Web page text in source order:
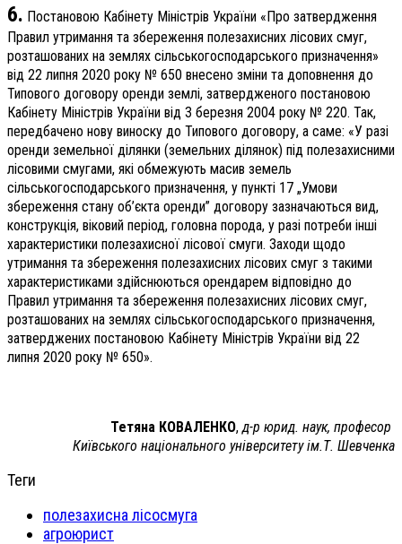
6. Постановою Кабінету Міністрів України «Про затвердження
Правил утримання та збереження полезахисних лісових смуг,
розташованих на землях сільськогосподарського призначення»
від 22 липня 2020 року № 650 внесено зміни та доповнення до
Типового договору оренди землі, затвердженого постановою
Кабінету Міністрів України від 3 березня 2004 року № 220. Так,
передбачено нову виноску до Типового договору, а саме: «У разі
оренди земельної ділянки (земельних ділянок) під полезахисними
лісовими смугами, які обмежують масив земель
сільськогосподарського призначення, у пункті 17 „Умови
збереження стану об’єкта оренди” договору зазначаються вид,
конструкція, віковий період, головна порода, у разі потреби інші
характеристики полезахисної лісової смуги. Заходи щодо
утримання та збереження полезахисних лісових смуг з такими
характеристиками здійснюються орендарем відповідно до
Правил утримання та збереження полезахисних лісових смуг,
розташованих на землях сільськогосподарського призначення,
затверджених постановою Кабінету Міністрів України від 22
липня 2020 року № 650».
Тетяна КОВАЛЕНКО, д-р юрид. наук, професор
Київського національного університету ім.Т. Шевченка
Теги
полезахисна лісосмуга
агроюрист